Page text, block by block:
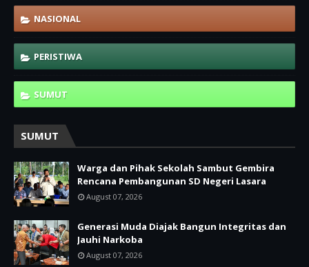
NASIONAL
PERISTIWA
SUMUT
SUMUT
Warga dan Pihak Sekolah Sambut Gembira
Rencana Pembangunan SD Negeri Lasara
August 07, 2026
Generasi Muda Diajak Bangun Integritas dan
Jauhi Narkoba
August 07, 2026